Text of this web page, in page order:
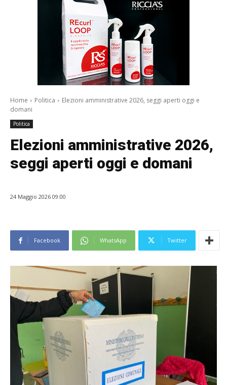
Home Politica
Elezioni amministrative 2026, seggi aperti oggi e
domani
Politica
Elezioni amministrative 2026,
seggi aperti oggi e domani
24 Maggio 2026 09:00
Facebook WhatsApp Twitter